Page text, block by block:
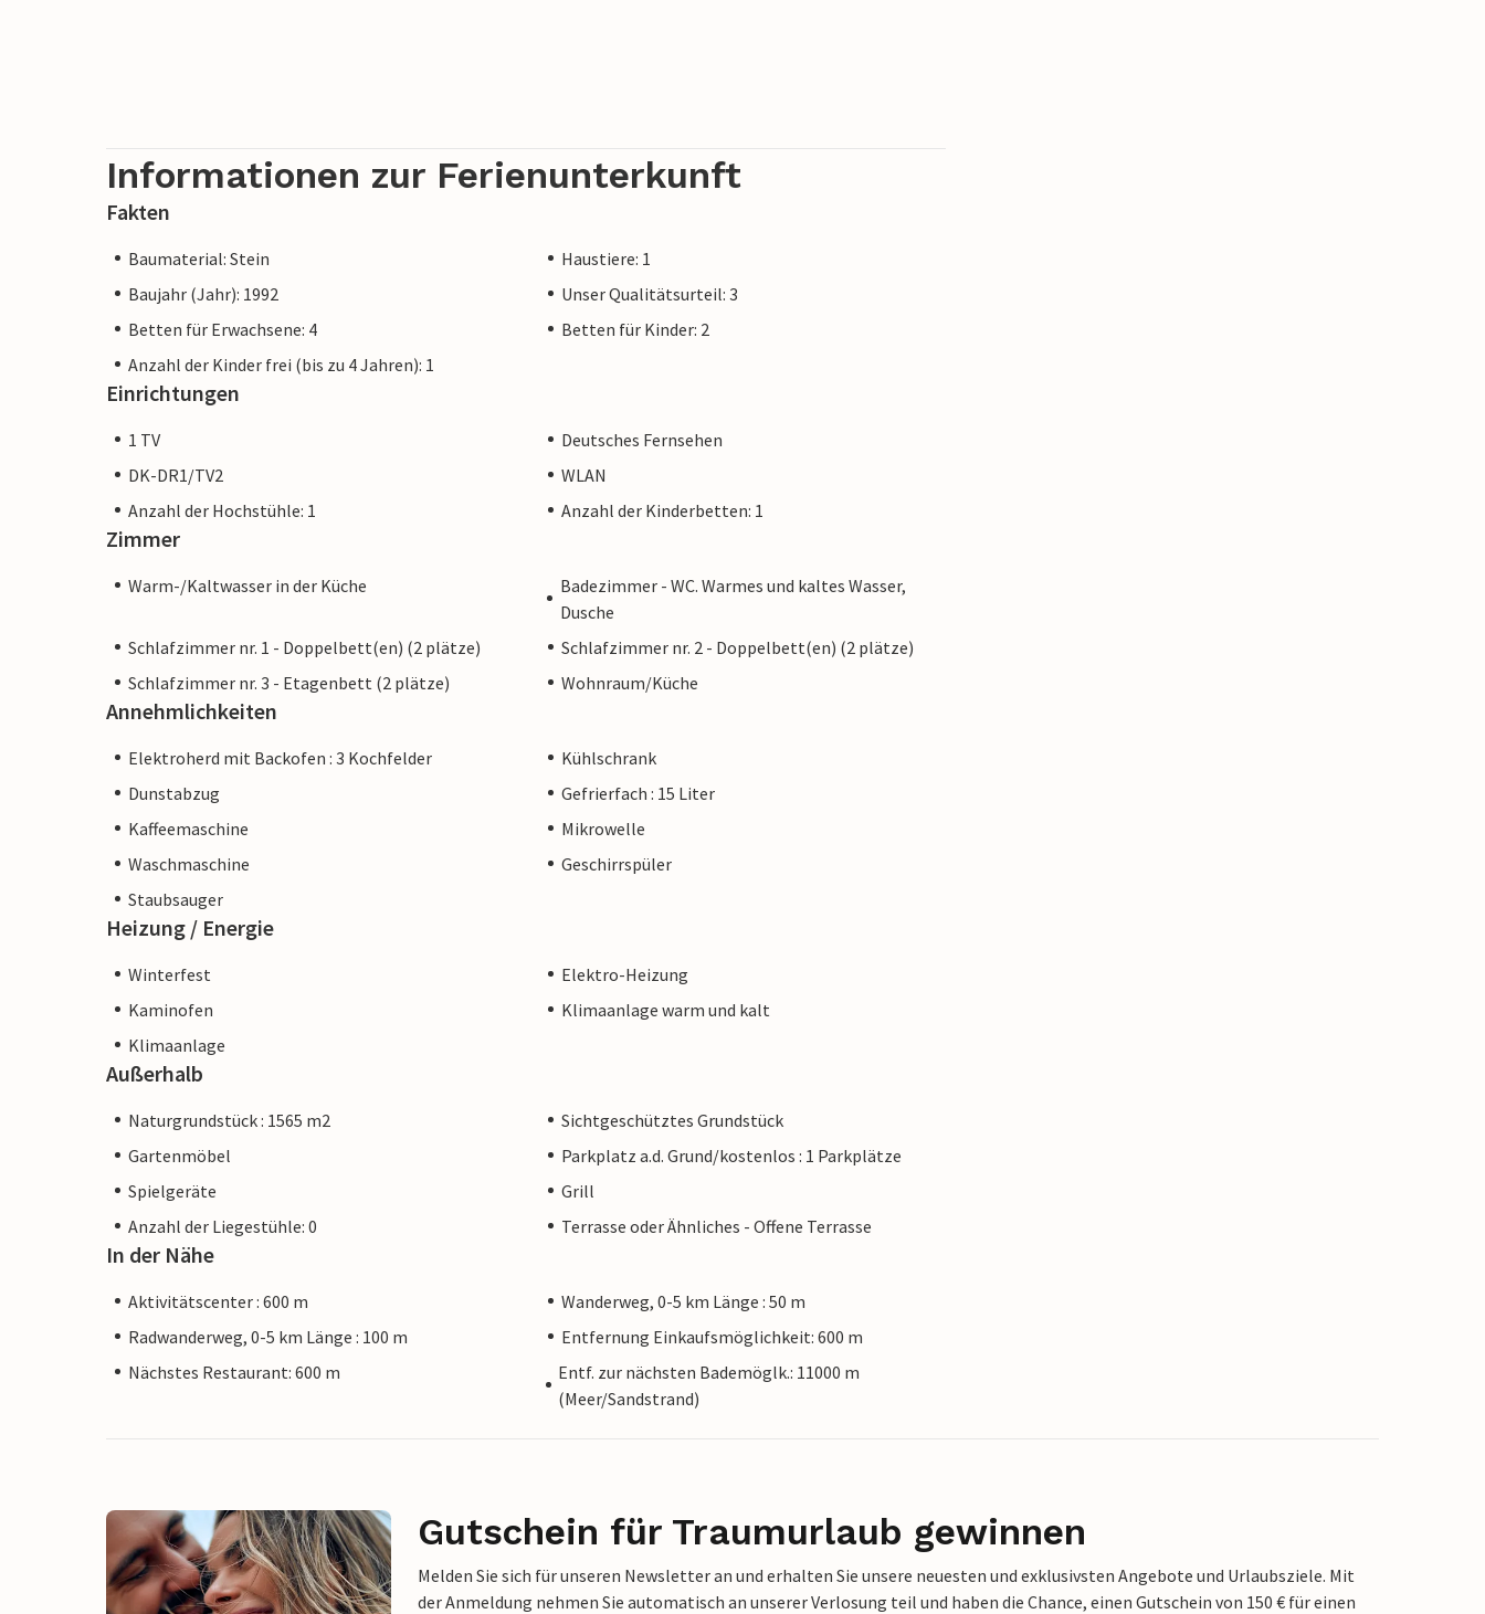
Informationen zur Ferienunterkunft
Fakten
Baumaterial: Stein
Haustiere: 1
Baujahr (Jahr): 1992
Unser Qualitätsurteil: 3
Betten für Erwachsene: 4
Betten für Kinder: 2
Anzahl der Kinder frei (bis zu 4 Jahren): 1
Einrichtungen
1 TV
Deutsches Fernsehen
DK-DR1/TV2
WLAN
Anzahl der Hochstühle: 1
Anzahl der Kinderbetten: 1
Zimmer
Warm-/Kaltwasser in der Küche
Badezimmer - WC. Warmes und kaltes Wasser,
Dusche
Schlafzimmer nr. 1 - Doppelbett(en) (2 plätze)
Schlafzimmer nr. 2 - Doppelbett(en) (2 plätze)
Schlafzimmer nr. 3 - Etagenbett (2 plätze)
Wohnraum/Küche
Annehmlichkeiten
Elektroherd mit Backofen : 3 Kochfelder
Kühlschrank
Dunstabzug
Gefrierfach : 15 Liter
Kaffeemaschine
Mikrowelle
Waschmaschine
Geschirrspüler
Staubsauger
Heizung / Energie
Winterfest
Elektro-Heizung
Kaminofen
Klimaanlage warm und kalt
Klimaanlage
Außerhalb
Naturgrundstück : 1565 m2
Sichtgeschütztes Grundstück
Gartenmöbel
Parkplatz a.d. Grund/kostenlos : 1 Parkplätze
Spielgeräte
Grill
Anzahl der Liegestühle: 0
Terrasse oder Ähnliches - Offene Terrasse
In der Nähe
Aktivitätscenter : 600 m
Wanderweg, 0-5 km Länge : 50 m
Radwanderweg, 0-5 km Länge : 100 m
Entfernung Einkaufsmöglichkeit: 600 m
Nächstes Restaurant: 600 m
Entf. zur nächsten Bademöglk.: 11000 m
(Meer/Sandstrand)
Gutschein für Traumurlaub gewinnen
Melden Sie sich für unseren Newsletter an und erhalten Sie unsere neuesten und exklusivsten Angebote und Urlaubsziele. Mit
der Anmeldung nehmen Sie automatisch an unserer Verlosung teil und haben die Chance, einen Gutschein von 150 € für einen